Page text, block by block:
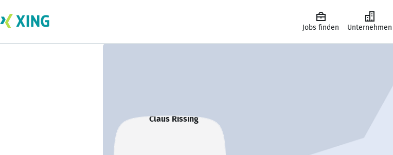
Jobs finden Unternehmen